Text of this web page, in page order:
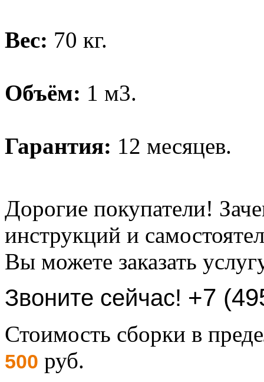
Вес: 70 кг.
Объём: 1 м3.
Гарантия: 12 месяцев.
Дорогие покупатели!
инструкций и
Вы можете заказать
Звоните сейчас! +7
Стоимость сборки в
500 руб.